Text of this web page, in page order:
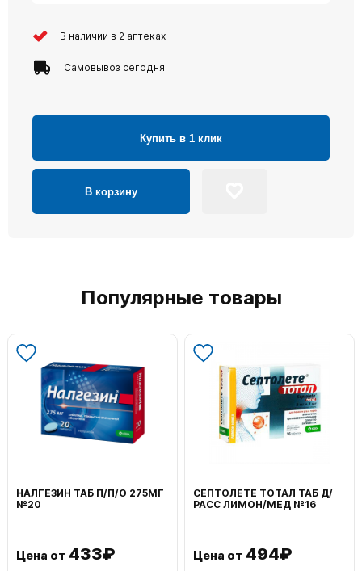
В наличии в 2 аптеках
Самовывоз сегодня
Купить в 1 клик
В корзину
Популярные товары
НАЛГЕЗИН ТАБ П/П/О 275МГ
№20
Цена от 433₽
СЕПТОЛЕТЕ ТОТАЛ ТАБ Д/
РАСС ЛИМОН/МЕД №16
Цена от 494₽